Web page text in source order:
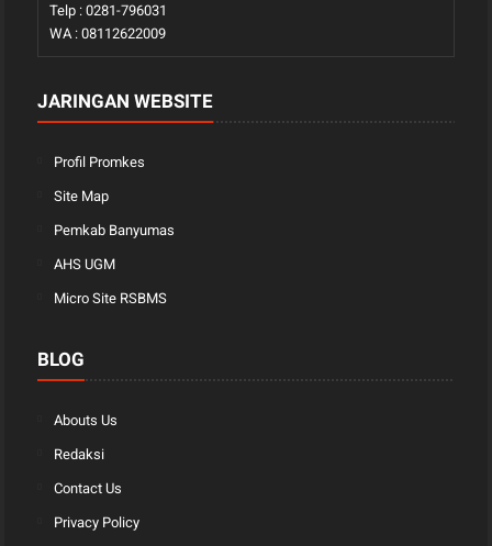
Telp : 0281-796031
WA : 08112622009
JARINGAN WEBSITE
Profil Promkes
Site Map
Pemkab Banyumas
AHS UGM
Micro Site RSBMS
BLOG
Abouts Us
Redaksi
Contact Us
Privacy Policy